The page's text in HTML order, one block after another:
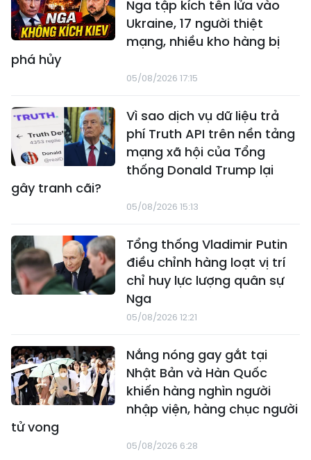
Nga tập kích tên lửa vào
Ukraine, 17 người thiệt
mạng, nhiều kho hàng bị
phá hủy
05/08/2026 17:15
Vì sao dịch vụ dữ liệu trả
phí Truth API trên nền tảng
mạng xã hội của Tổng
thống Donald Trump lại
gây tranh cãi?
05/08/2026 15:13
Tổng thống Vladimir Putin
điều chỉnh hàng loạt vị trí
chỉ huy lực lượng quân sự
Nga
05/08/2026 12:21
Nắng nóng gay gắt tại
Nhật Bản và Hàn Quốc
khiến hàng nghìn người
nhập viện, hàng chục người
tử vong
05/08/2026 6:28